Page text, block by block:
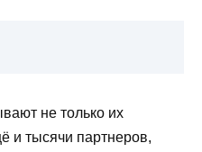
не только их
и тысячи партнеров,